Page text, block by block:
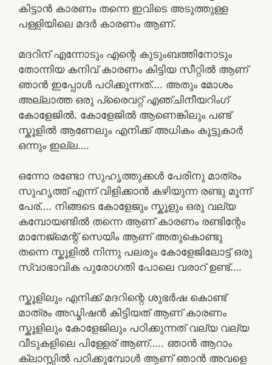
കിട്ടാൻ കാരണം തന്നെ ഇവിടെ അടുത്തുള്ള
പള്ളിയിലെ മദർ കാരണം ആണ്.
മദറിന് എന്നോടും എന്റെ കുടുംബത്തിനോടും
തോന്നിയ കനിവ് കാരണം കിട്ടിയ സീറ്റിൽ ആണ്
ഞാൻ ഇപ്പോൾ പഠിക്കുന്നത്…. അതും മോശം
അല്ലാത്ത ഒരു പ്രൈവറ്റ് എഞ്ചിനീയറിംഗ്
കോളേജിൽ. കോളേജിൽ ആണെങ്കിലും പണ്ട്
സ്കൂളിൽ ആണേലും എനിക്ക് അധികം കൂട്ടുകാർ
ഒന്നും ഇല്ല….
ഒന്നോ രണ്ടോ സുഹൃത്തുക്കൾ പേരിനു മാത്രം
സുഹൃത്ത്‌ എന്ന് വിളിക്കാൻ കഴിയുന്ന രണ്ടു മൂന്ന്
പേര്…. നിങ്ങടെ കോളേജും സ്കൂളും ഒരു വല്യ
കമ്പോയണ്ടിൽ തന്നെ ആണ് കാരണം രണ്ടിന്റേം
മാനേജ്മെന്റ് സെയിം ആണ് അതുകൊണ്ടു
തന്നെ സ്കൂളിൽ നിന്നു പലരും കോളേജിലോട്ട് ഒരു
സ്വാഭാവിക പുരോഗതി പോലെ വരാറ് ഉണ്ട്….
സ്കൂളിലും എനിക്ക് മദറിന്റെ ശുഭർഷ കൊണ്ട്
മാത്രം അഡ്മിഷൻ കിട്ടിയത് ആണ് കാരണം
സ്കൂളിലും കോളേജിലും പഠിക്കുന്നത് വല്യ വല്യ
വീടുകളിലെ പിള്ളേര് ആണ്….. ഞാൻ ആറാം
ക്ലാസ്സിൽ പഠിക്കുമ്പോൾ ആണ് ഞാൻ അവളെ